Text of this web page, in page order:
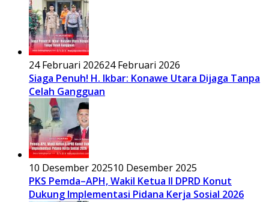
24 Februari 202624 Februari 2026
Siaga Penuh! H. Ikbar: Konawe Utara Dijaga Tanpa
Celah Gangguan
10 Desember 202510 Desember 2025
PKS Pemda–APH, Wakil Ketua II DPRD Konut
Dukung Implementasi Pidana Kerja Sosial 2026